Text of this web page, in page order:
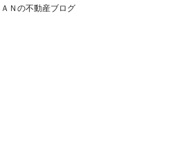
Ｎの不動産ブログ